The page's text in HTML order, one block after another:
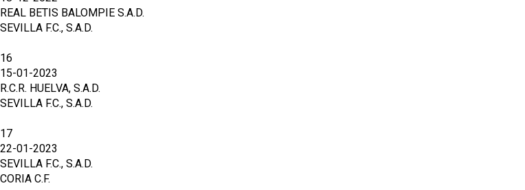
REAL BETIS BALOMPIE S.A.D.
SEVILLA F.C., S.A.D.
16
15-01-2023
R.C.R. HUELVA, S.A.D.
SEVILLA F.C., S.A.D.
17
22-01-2023
SEVILLA F.C., S.A.D.
CORIA C.F.